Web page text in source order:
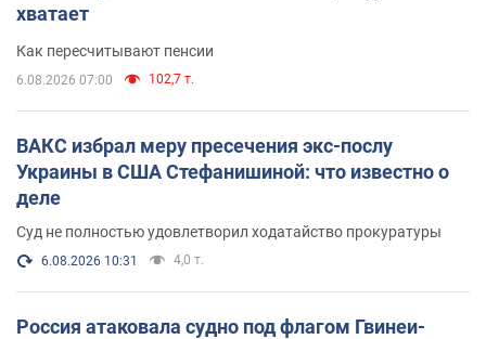
хватает
Как пересчитывают пенсии
6.08.2026 07:00 102,7 т.
ВАКС избрал меру пресечения экс-послу
Украины в США Стефанишиной: что известно о
деле
Суд не полностью удовлетворил ходатайство прокуратуры
6.08.2026 10:31 4,0 т.
Россия атаковала судно под флагом Гвинеи-